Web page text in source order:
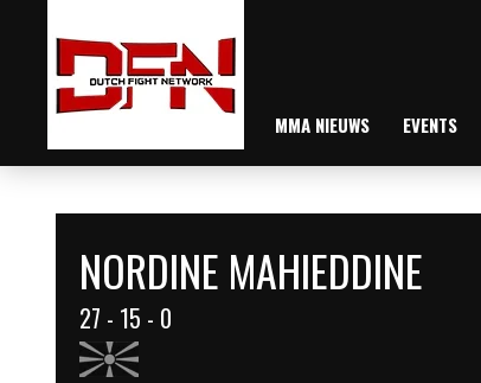
MMA NIEUWS EVENTS
NORDINE MAHIEDDINE
27 - 15 - 0